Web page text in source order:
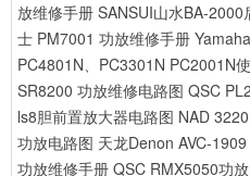
放维修手册 SANSUI山水BA-
士 PM7001 功放维修手册
PC4801N、PC3301N PC2001N
SR8200 功放维修电路图 QSC
ls8胆前置放大器电路图 NAD
功放电路图 天龙Denon AVC-
功放维修手册 QSC RMX5050功